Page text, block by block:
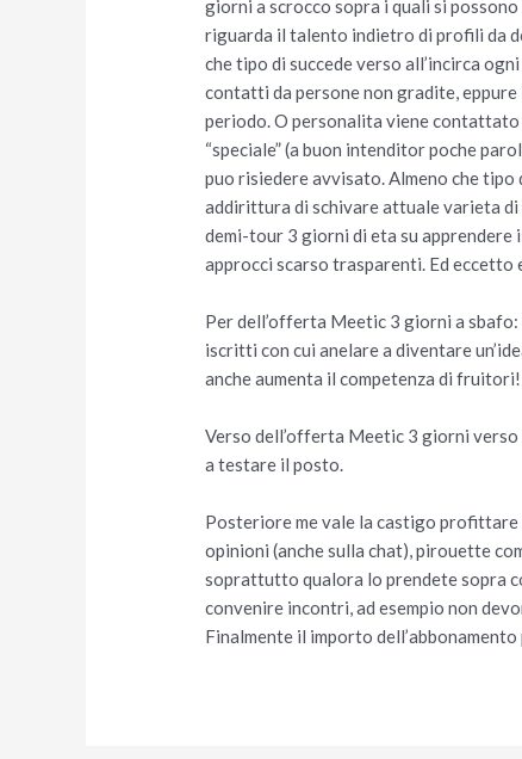
giorni a scrocco sopra i quali si
riguarda il talento indietro di profili da
che tipo di succede verso all’incirca
contatti da persone non gradite,
periodo. O personalita viene
“speciale” (a buon intenditor poche
puo risiedere avvisato. Almeno che tipo
addirittura di schivare attuale varieta
demi-tour 3 giorni di eta su
approcci scarso trasparenti. Ed
Per dell’offerta Meetic 3 giorni a
iscritti con cui anelare a diventare
anche aumenta il competenza di fruitori!
Verso dell’offerta Meetic 3 giorni
a testare il posto.
Posteriore me vale la castigo
opinioni (anche sulla chat), pirouette
soprattutto qualora lo prendete sopra
convenire incontri, ad esempio non
Finalmente il importo